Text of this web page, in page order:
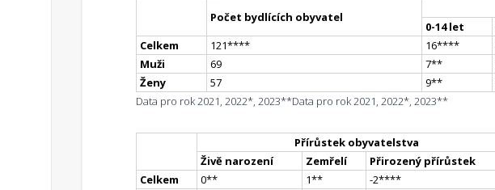
Počet bydlících obyvatel
0-14 let
Celkem
121**** 16****
Muži
69 7**
Ženy
57 9**
Data pro rok 2021, 2022*, 2023**Data pro rok 2021, 2022*, 2023**
Přírůstek obyvatelstva
Živě narození Zemřelí Přirozený přírůstek
Celkem
0** 1** -2****